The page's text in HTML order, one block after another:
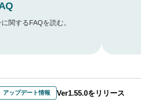
関するFAQを読む。
アップデート情報 Ver1.55.0をリリース